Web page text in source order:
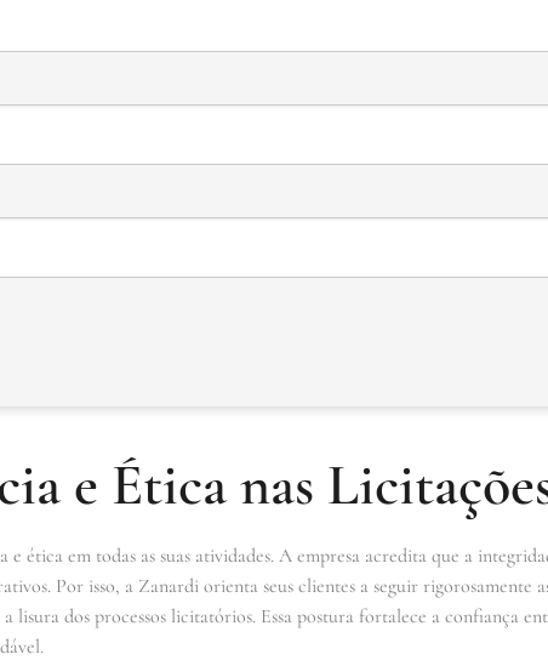
e Ética nas
ética em todas as suas atividades. A empresa acredita que a
Por isso, a Zanardi orienta seus clientes a seguir rigorosamente
lisura dos processos licitatórios. Essa postura fortalece a confiança